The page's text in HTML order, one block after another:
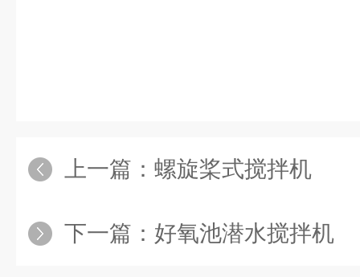
上一篇： 螺旋桨式搅拌机
下一篇： 好氧池潜水搅拌机